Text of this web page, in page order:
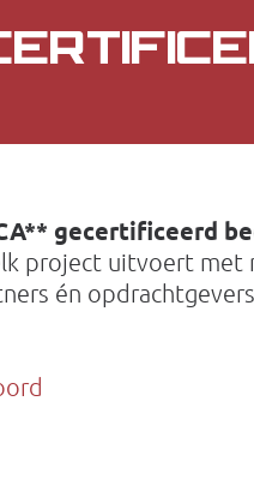
gecertificeerd
project uitvoert met
én